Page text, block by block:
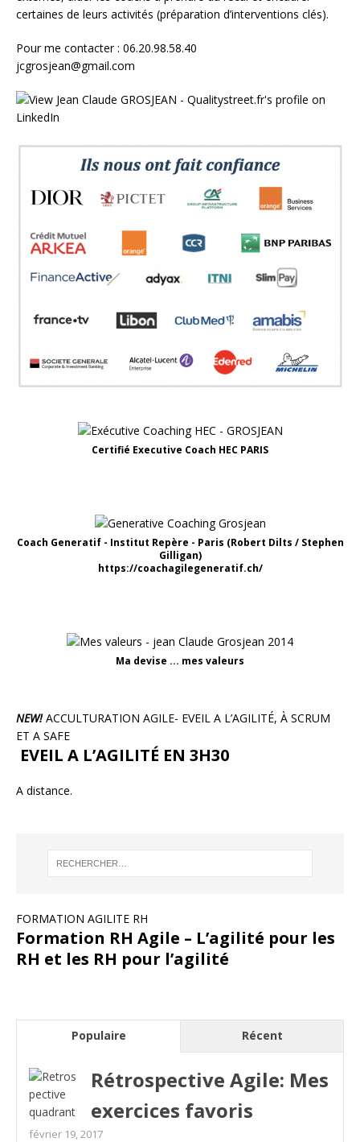
certaines de leurs activités (préparation d’interventions clés).
Pour me contacter : 06.20.98.58.40
jcgrosjean@gmail.com
Certifié Executive Coach HEC PARIS
Coach Generatif - Institut Repère - Paris (Robert Dilts / Stephen
Gilligan)
https://coachagilegeneratif.ch/
Ma devise ... mes valeurs
NEW!ACCULTURATION AGILE- EVEIL A L’AGILITÉ, À SCRUM
ET A SAFE
EVEIL A L’AGILITÉ EN 3H30
A distance.
FORMATION AGILITE RH
Formation RH Agile – L’agilité pour les
RH et les RH pour l’agilité
Populaire Récent
Rétrospective Agile: Mes
exercices favoris
février 19, 2017